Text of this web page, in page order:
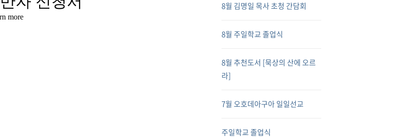
8월 김명일 목사 초청 간담회
8월 주일학교 졸업식
8월 추천도서 [묵상의 산에 오르
라]
7월 오호데아구아 일일선교
주일학교 졸업식